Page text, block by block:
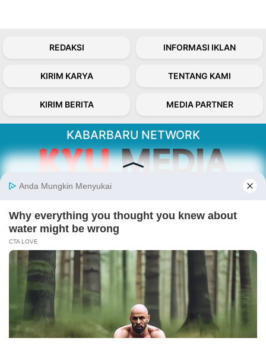
REDAKSI INFORMASI IKLAN
KIRIM KARYA TENTANG KAMI
KIRIM BERITA MEDIA PARTNER
KABARBARU NETWORK
Kabarbaru.co menyajikan berita aktual dan
inspiratif dari sudut pandang berbaik sangka
Follow Kabarbaru